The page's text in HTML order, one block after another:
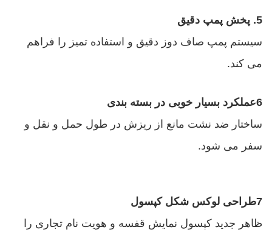
5. پخش پمپ دقیق
سیستم پمپ صاف دوز دقیق و استفاده تمیز را فراهم
می کند.
6عملکرد بسیار خوبی در بسته بندی
ساختار ضد نشت مانع از ریزش در طول حمل و نقل و
سفر می شود.
7طراحی لوکس شکل کپسول
ظاهر جدید کپسول نمایش قفسه و هویت نام تجاری را